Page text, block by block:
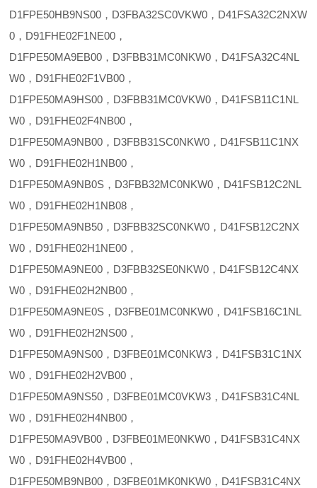
D1FPE50HB9NS00，D3FBA32SC0VKW0，D41FSA32C2NXW
0，D91FHE02F1NE00，
D1FPE50MA9EB00，D3FBB31MC0NKW0，D41FSA32C4NL
W0，D91FHE02F1VB00，
D1FPE50MA9HS00，D3FBB31MC0VKW0，D41FSB11C1NL
W0，D91FHE02F4NB00，
D1FPE50MA9NB00，D3FBB31SC0NKW0，D41FSB11C1NX
W0，D91FHE02H1NB00，
D1FPE50MA9NB0S，D3FBB32MC0NKW0，D41FSB12C2NL
W0，D91FHE02H1NB08，
D1FPE50MA9NB50，D3FBB32SC0NKW0，D41FSB12C2NX
W0，D91FHE02H1NE00，
D1FPE50MA9NE00，D3FBB32SE0NKW0，D41FSB12C4NX
W0，D91FHE02H2NB00，
D1FPE50MA9NE0S，D3FBE01MC0NKW0，D41FSB16C1NL
W0，D91FHE02H2NS00，
D1FPE50MA9NS00，D3FBE01MC0NKW3，D41FSB31C1NX
W0，D91FHE02H2VB00，
D1FPE50MA9NS50，D3FBE01MC0VKW3，D41FSB31C4NL
W0，D91FHE02H4NB00，
D1FPE50MA9VB00，D3FBE01ME0NKW0，D41FSB31C4NX
W0，D91FHE02H4VB00，
D1FPE50MB9NB00，D3FBE01MK0NKW0，D41FSB31C4NX